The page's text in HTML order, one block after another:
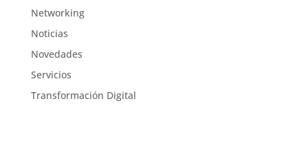
Networking
Noticias
Novedades
Servicios
Transformación Digital